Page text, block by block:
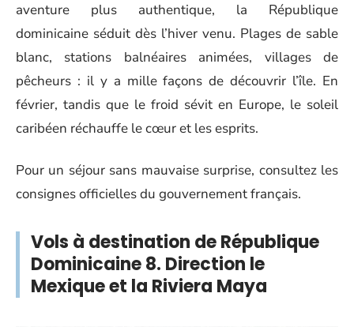
aventure plus authentique, la République
dominicaine séduit dès l’hiver venu. Plages de sable
blanc, stations balnéaires animées, villages de
pêcheurs : il y a mille façons de découvrir l’île. En
février, tandis que le froid sévit en Europe, le soleil
caribéen réchauffe le cœur et les esprits.
Pour un séjour sans mauvaise surprise, consultez les
consignes officielles du gouvernement français.
Vols à destination de République
Dominicaine 8. Direction le
Mexique et la Riviera Maya